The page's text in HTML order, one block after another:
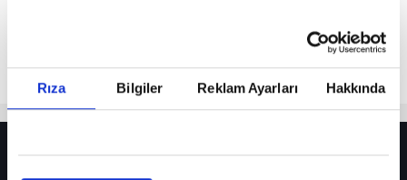
Rıza Bilgiler Reklam Ayarları Hakkında